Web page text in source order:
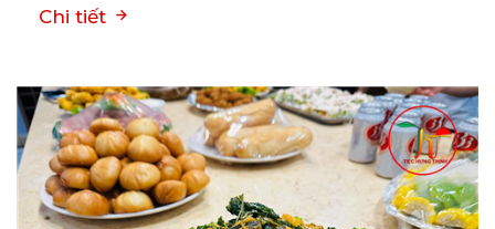
Chi tiết